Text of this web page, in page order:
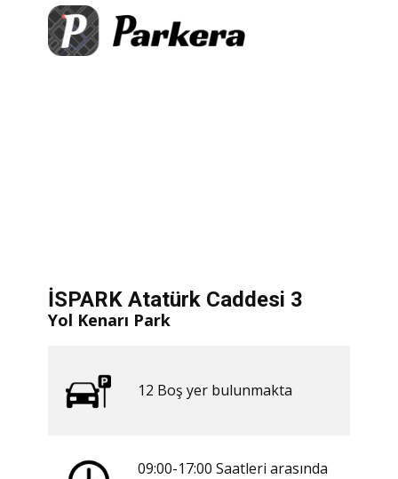
İSPARK Atatürk Caddesi 3
Yol Kenarı Park
12 ​​Boş yer bulunmakta
09:00-17:00 Saatleri arasında